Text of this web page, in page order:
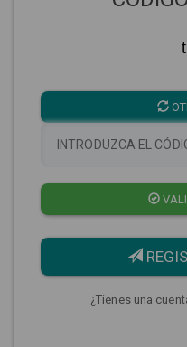
¿Tienes una